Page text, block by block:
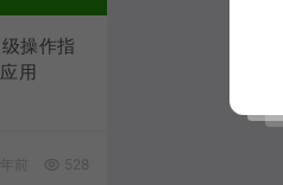
操作指
用
前 528